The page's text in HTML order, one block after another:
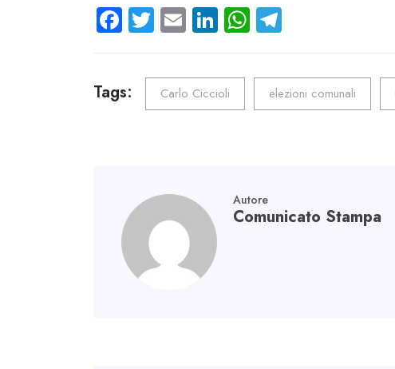
Fa
ce
o
ok
T
wi
tt
er
E
m
ail
Li
nk
e
dI
n
W
ha
ts
p
gr
a
m
Tags: Carlo Ciccioli elezioni comunali
Autore
Comunicato Stampa